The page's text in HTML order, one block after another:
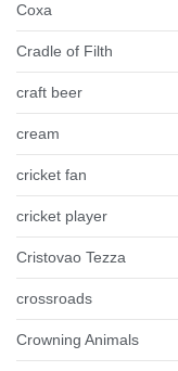
Coxa
Cradle of Filth
craft beer
cream
cricket fan
cricket player
Cristovao Tezza
crossroads
Crowning Animals